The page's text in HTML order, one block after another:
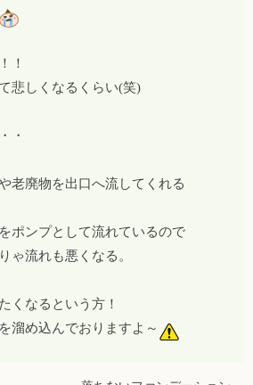
！
悲しくなるくらい(笑)
・
老廃物を出口へ流してくれる
ポンプとして流れているので
ゃ流れも悪くなる。
くなるという方！
溜め込んでおりますよ～